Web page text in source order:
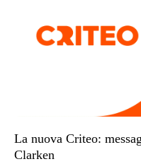
La nuova Criteo:
Clarken